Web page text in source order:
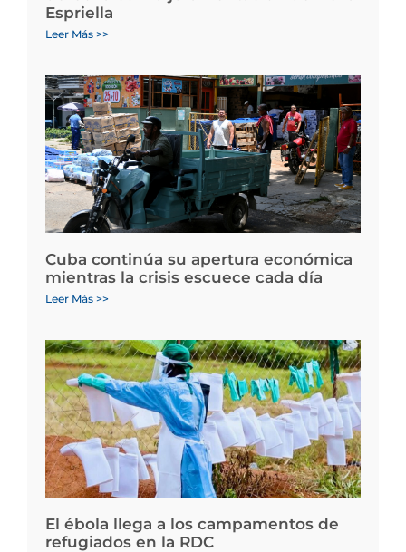
Espriella
Leer Más >>
Cuba continúa su apertura económica
mientras la crisis escuece cada día
Leer Más >>
El ébola llega a los campamentos de
refugiados en la RDC